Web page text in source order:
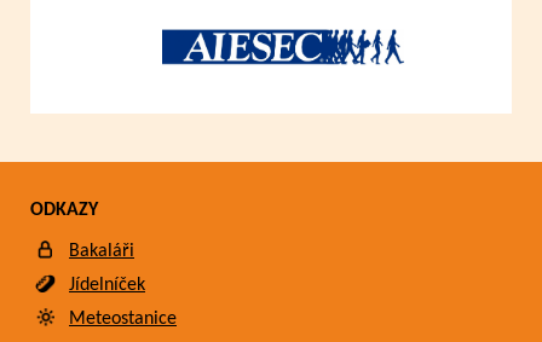
ODKAZY
Bakaláři
Jídelníček
Meteostanice